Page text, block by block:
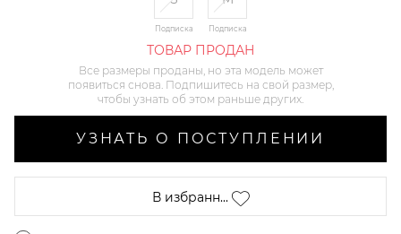
Подписка Подписка
ТОВАР ПРОДАН
Все размеры проданы, но эта модель может
появиться снова. Подпишитесь на свой размер,
чтобы узнать об этом раньше других.
УЗНАТЬ О ПОСТУПЛЕНИИ
В избранн...